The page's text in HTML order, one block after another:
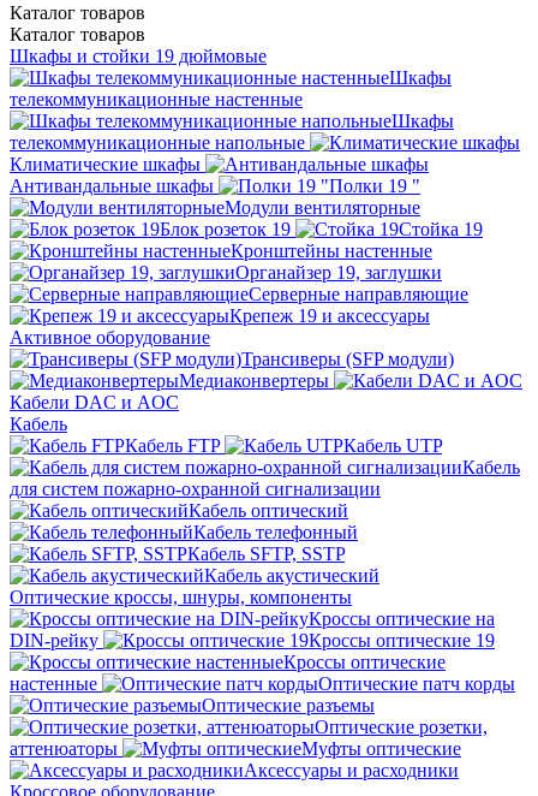
Каталог товаров
Каталог товаров
Шкафы и стойки 19 дюймовые
Шкафы
телекоммуникационные настенные
Шкафы
телекоммуникационные напольные
Климатические шкафы
Антивандальные шкафы
Полки 19 "
Модули вентиляторные
Блок розеток 19
Стойка 19
Кронштейны настенные
Органайзер 19, заглушки
Серверные направляющие
Крепеж 19 и аксессуары
Активное оборудование
Трансиверы (SFP модули)
Медиаконвертеры
Кабели DAC и AOC
Кабель
Кабель FTP
Кабель UTP
Кабель
для систем пожарно-охранной сигнализации
Кабель оптический
Кабель телефонный
Кабель SFTP, SSTP
Кабель акустический
Оптические кроссы, шнуры, компоненты
Кроссы оптические на
DIN-рейку
Кроссы оптические 19
Кроссы оптические
настенные
Оптические патч корды
Оптические разъемы
Оптические розетки,
аттенюаторы
Муфты оптические
Аксессуары и расходники
Кроссовое оборудование